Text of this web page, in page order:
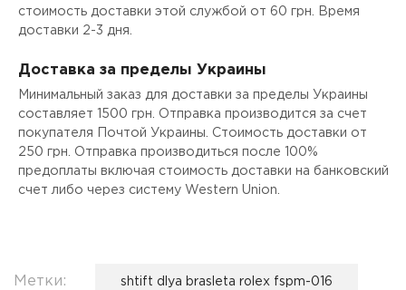
стоимость доставки этой службой от 60 грн. Время
доставки 2-3 дня.
Доставка за пределы Украины
Минимальный заказ для доставки за пределы Украины
составляет 1500 грн. Отправка производится за счет
покупателя Почтой Украины. Стоимость доставки от
250 грн. Отправка производиться после 100%
предоплаты включая стоимость доставки на банковский
счет либо через систему Western Union.
Метки: shtift dlya brasleta rolex fspm-016